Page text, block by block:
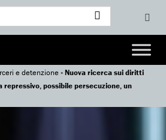
e detenzione»Nuova ricerca sui diritti
repressivo, possibile persecuzione, un